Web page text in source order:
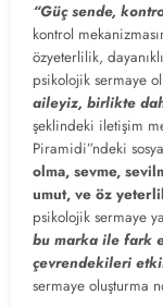
“Güç sende,
kontrol
özyeterlilik,
psikolojik sermaye
aileyiz, birlikte
şeklindeki iletişim
Piramidi”ndeki
olma, sevme,
umut, ve öz
psikolojik sermaye
bu marka ile fark
çevrendekileri
sermaye oluşturma